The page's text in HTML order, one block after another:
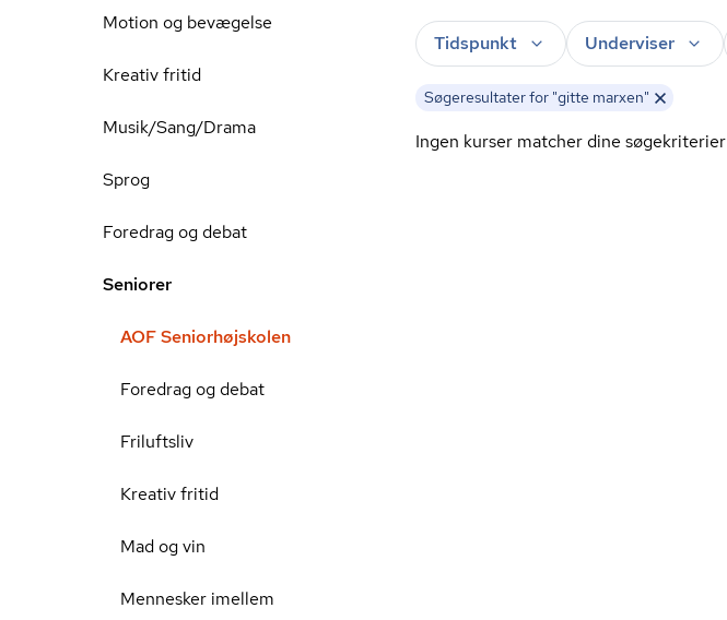
Motion og bevægelse
Kreativ fritid
Musik/Sang/Drama
Sprog
Foredrag og debat
Seniorer
AOF Seniorhøjskolen
Foredrag og debat
Friluftsliv
Kreativ fritid
Mad og vin
Mennesker imellem
Tidspunkt Underviser
Søgeresultater for "gitte marxen"
Ingen kurser matcher dine søgekriterier